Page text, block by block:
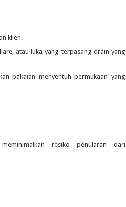
klien.
atau luka yang terpasang drain yang
pakaian menyentuh permukaan yang
resiko penularan dari